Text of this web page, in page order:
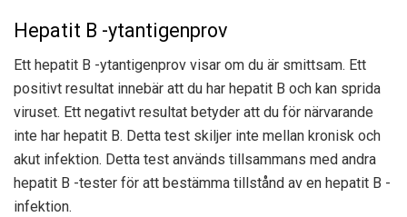
Hepatit B -ytantigenprov
Ett hepatit B -ytantigenprov visar om du är smittsam. Ett
positivt resultat innebär att du har hepatit B och kan sprida
viruset. Ett negativt resultat betyder att du för närvarande
inte har hepatit B. Detta test skiljer inte mellan kronisk och
akut infektion. Detta test används tillsammans med andra
hepatit B -tester för att bestämma tillstånd av en hepatit B -
infektion.